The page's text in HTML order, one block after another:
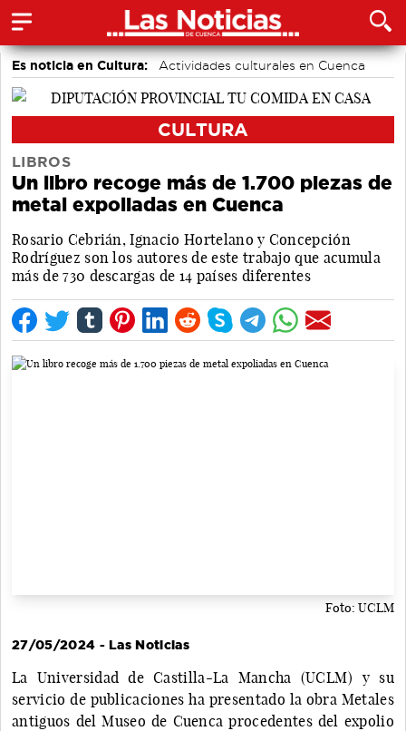
Es noticia en Cultura: Actividades culturales en Cuenca
CULTURA
LIBROS
Un libro recoge más de 1.700 piezas de
metal expoliadas en Cuenca
Rosario Cebrián, Ignacio Hortelano y Concepción
Rodríguez son los autores de este trabajo que acumula
más de 730 descargas de 14 países diferentes
Foto: UCLM
27/05/2024 - Las Noticias
La Universidad de Castilla-La Mancha (UCLM) y su
servicio de publicaciones ha presentado la obra Metales
antiguos del Museo de Cuenca procedentes del expolio